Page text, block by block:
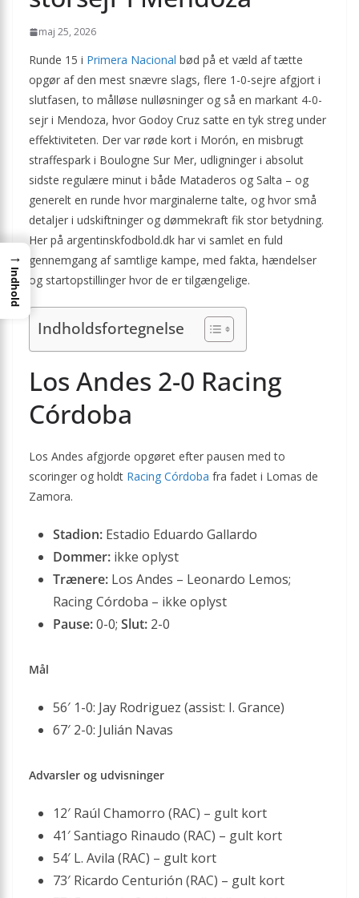
maj 25, 2026
Runde 15 i Primera Nacional bød på et væld af tætte
opgør af den mest snævre slags, flere 1-0-sejre afgjort i
slutfasen, to målløse nulløsninger og så en markant 4-0-
sejr i Mendoza, hvor Godoy Cruz satte en tyk streg under
effektiviteten. Der var røde kort i Morón, en misbrugt
straffespark i Boulogne Sur Mer, udligninger i absolut
sidste regulære minut i både Mataderos og Salta – og
generelt en runde hvor marginalerne talte, og hvor små
detaljer i udskiftninger og dømmekraft fik stor betydning.
Her på argentinskfodbold.dk har vi samlet en fuld
gennemgang af samtlige kampe, med fakta, hændelser
og startopstillinger hvor de er tilgængelige.
Indholdsfortegnelse
Los Andes 2-0 Racing
Córdoba
Los Andes afgjorde opgøret efter pausen med to
scoringer og holdt Racing Córdoba fra fadet i Lomas de
Zamora.
Stadion: Estadio Eduardo Gallardo
Dommer: ikke oplyst
Trænere: Los Andes – Leonardo Lemos;
Racing Córdoba – ikke oplyst
Pause:0-0; Slut: 2-0
Mål
56′ 1-0: Jay Rodriguez (assist: I. Grance)
67′ 2-0: Julián Navas
Advarsler og udvisninger
12′ Raúl Chamorro (RAC) – gult kort
41′ Santiago Rinaudo (RAC) – gult kort
54′ L. Avila (RAC) – gult kort
73′ Ricardo Centurión (RAC) – gult kort
→
Indhold